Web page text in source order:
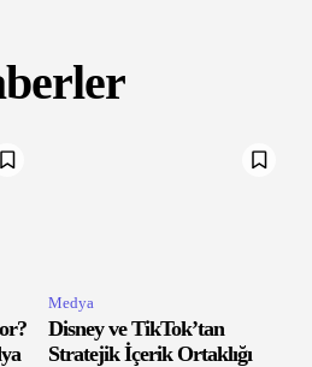
Medya
Disney ve TikTok’tan
Stratejik İçerik Ortaklığı